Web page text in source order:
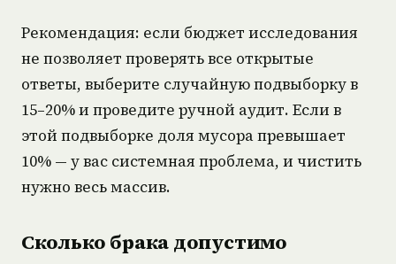
Рекомендация: если бюджет исследования
не позволяет проверять все открытые
ответы, выберите случайную подвыборку в
15–20% и проведите ручной аудит. Если в
этой подвыборке доля мусора превышает
10% — у вас системная проблема, и чистить
нужно весь массив.
Сколько брака допустимо